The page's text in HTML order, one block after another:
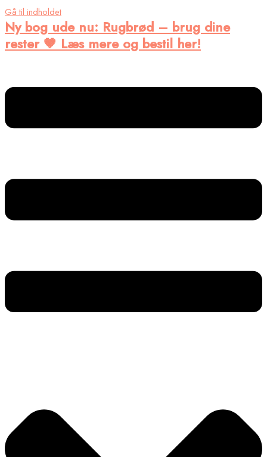
Gå til indholdet
Ny bog ude nu: Rugbrød – brug dine
rester 🤎 Læs mere og bestil her!